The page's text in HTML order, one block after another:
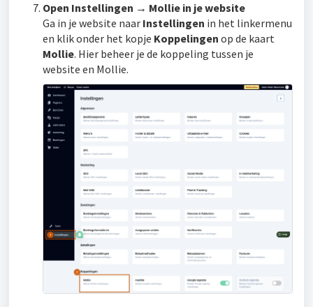
Open Instellingen → Mollie in je website
Ga in je website naar Instellingen in het linkermenu
en klik onder het kopje Koppelingen op de kaart
Mollie. Hier beheer je de koppeling tussen je
website en Mollie.